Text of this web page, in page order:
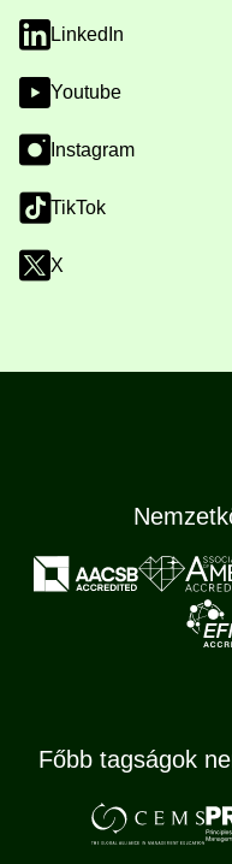
LinkedIn
Youtube
Instagram
TikTok
X
Főbb tagságok